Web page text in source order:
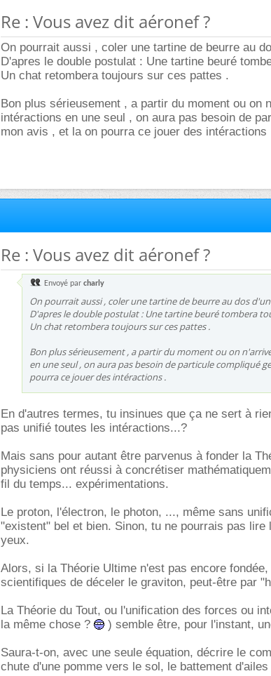
Re : Vous avez dit aéronef ?
On pourrait aussi , coler une tartine de beurre au
D'apres le double postulat : Une tartine beuré
Un chat retombera toujours sur ces pattes .
Bon plus sérieusement , a partir du moment ou on
intéractions en une seul , on aura pas besoin de
mon avis , et la on pourra ce jouer des intéractions
Re : Vous avez dit aéronef ?
Envoyé par charly
On pourrait aussi , coler une tartine de beurre au dos
D'apres le double postulat : Une tartine beuré tombera
Un chat retombera toujours sur ces pattes .
Bon plus sérieusement , a partir du moment ou on
en une seul , on aura pas besoin de particule compliqué
pourra ce jouer des intéractions .
En d'autres termes, tu insinues que ça ne sert à
pas unifié toutes les intéractions...?
Mais sans pour autant être parvenus à fonder la
physiciens ont réussi à concrétiser
fil du temps... expérimentations.
Le proton, l'électron, le photon, ..., même sans
"existent" bel et bien. Sinon, tu ne pourrais pas
yeux.
Alors, si la Théorie Ultime n'est pas encore
scientifiques de déceler le graviton, peut-être par
La Théorie du Tout, ou l'unification des forces ou
la même chose ?
) semble être, pour l'instant,
Saura-t-on, avec une seule équation, décrire le
chute d'une pomme vers le sol, le battement